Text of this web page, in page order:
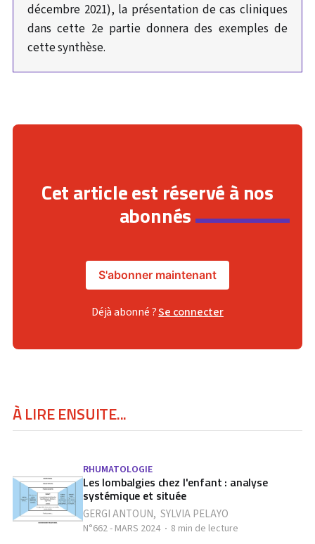
décembre 2021), la présentation de cas cliniques
dans cette 2e partie donnera des exemples de
cette synthèse.
Cet article est réservé à nos
abonnés
S'abonner maintenant
Déjà abonné ?Se connecter
À LIRE ENSUITE...
RHUMATOLOGIE
Les lombalgies chez l'enfant : analyse
systémique et située
GERGI ANTOUN, SYLVIA PELAYO
N°662 - MARS 2024 8 min de lecture